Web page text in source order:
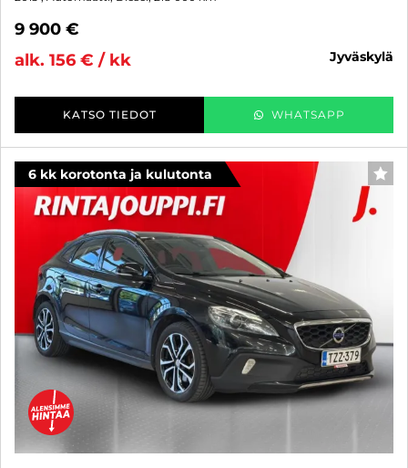
9 900 €
alk. 156 € / kk
jyväskylä
KATSO TIEDOT WHATSAPP
6 kk korotonta ja kulutonta